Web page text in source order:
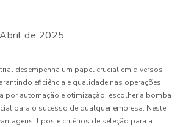
de 2025
desempenha um papel crucial em diversos
eficiência e qualidade nas operações.
por automação e otimização, escolher a bomba
para o sucesso de qualquer empresa. Neste
tipos e critérios de seleção para a